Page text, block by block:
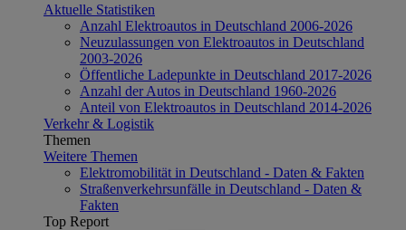
Aktuelle Statistiken
Anzahl Elektroautos in Deutschland 2006-2026
Neuzulassungen von Elektroautos in Deutschland
2003-2026
Öffentliche Ladepunkte in Deutschland 2017-2026
Anzahl der Autos in Deutschland 1960-2026
Anteil von Elektroautos in Deutschland 2014-2026
Verkehr & Logistik
Themen
Weitere Themen
Elektromobilität in Deutschland - Daten & Fakten
Straßenverkehrsunfälle in Deutschland - Daten &
Fakten
Top Report